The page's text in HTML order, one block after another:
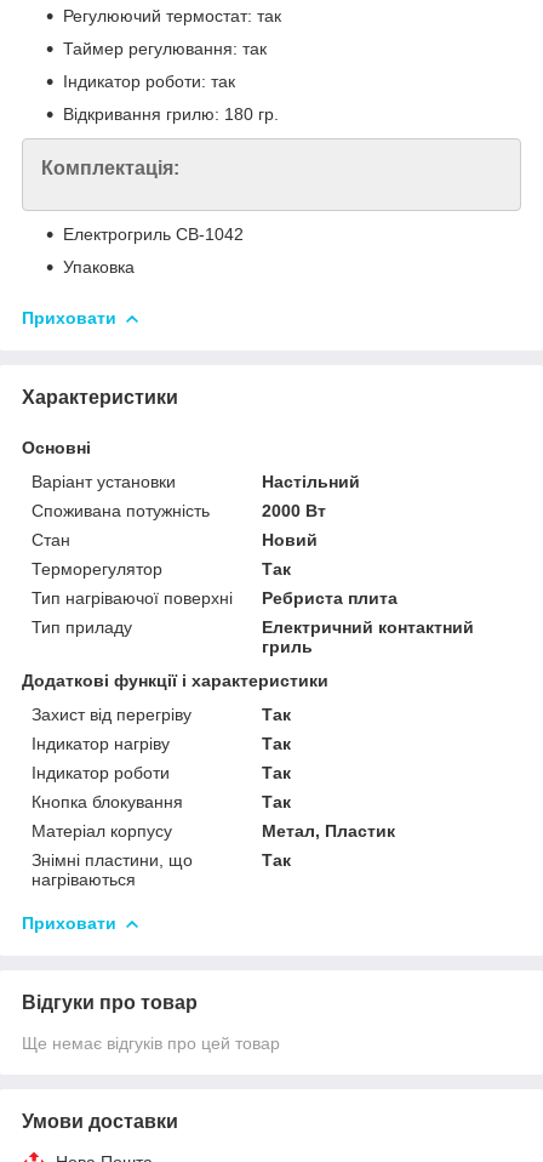
Регулюючий термостат: так
Таймер регулювання: так
Індикатор роботи: так
Відкривання грилю: 180 гр.
Комплектація:
Електрогриль СВ-1042
Упаковка
Приховати
Характеристики
Основні
Варіант установки
Настільний
Споживана потужність
2000 Вт
Стан
Новий
Терморегулятор
Так
Тип нагріваючої поверхні
Ребриста плита
Тип приладу
Електричний контактний
гриль
Додаткові функції і характеристики
Захист від перегріву
Так
Індикатор нагріву
Так
Індикатор роботи
Так
Кнопка блокування
Так
Матеріал корпусу
Метал, Пластик
Знімні пластини, що
нагріваються
Так
Приховати
Відгуки про товар
Ще немає відгуків про цей товар
Умови доставки